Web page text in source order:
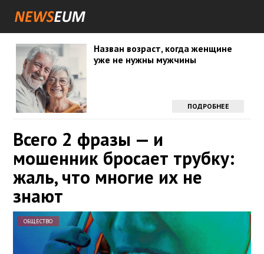
Назван возраст, когда женщине
уже не нужны мужчины
ПОДРОБНЕЕ
Всего 2 фразы — и
мошенник бросает трубку:
жаль, что многие их не
знают
ОБЩЕСТВО